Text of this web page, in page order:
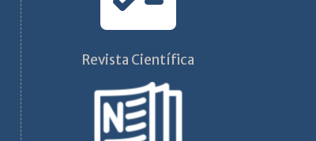
Revista Científica